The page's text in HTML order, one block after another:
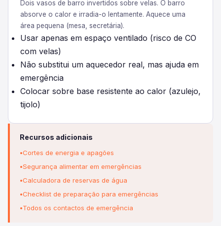
Dois vasos de barro invertidos sobre velas. O barro
absorve o calor e irradia-o lentamente. Aquece uma
área pequena (mesa, secretária).
Usar apenas em espaço ventilado (risco de CO
com velas)
Não substitui um aquecedor real, mas ajuda em
emergência
Colocar sobre base resistente ao calor (azulejo,
tijolo)
Recursos adicionais
Cortes de energia e apagões
Segurança alimentar em emergências
Calculadora de reservas de água
Checklist de preparação para emergências
Todos os contactos de emergência